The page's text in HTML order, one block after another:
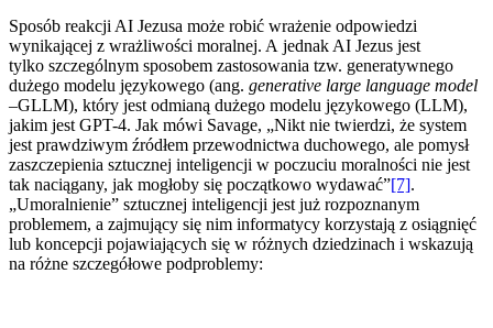
Sposób reakcji AI Jezusa może robić wrażenie odpowiedzi
wynikającej z wrażliwości moralnej. A jednak AI Jezus jest
tylko szczególnym sposobem zastosowania tzw. generatywnego
dużego modelu językowego (ang. generative large language model
–GLLM), który jest odmianą dużego modelu językowego (LLM),
jakim jest GPT-4. Jak mówi Savage, „Nikt nie twierdzi, że system
jest prawdziwym źródłem przewodnictwa duchowego, ale pomysł
zaszczepienia sztucznej inteligencji w poczuciu moralności nie jest
tak naciągany, jak mogłoby się początkowo wydawać”[7].
„Umoralnienie” sztucznej inteligencji jest już rozpoznanym
problemem, a zajmujący się nim informatycy korzystają z osiągnięć
lub koncepcji pojawiających się w różnych dziedzinach i wskazują
na różne szczegółowe podproblemy: